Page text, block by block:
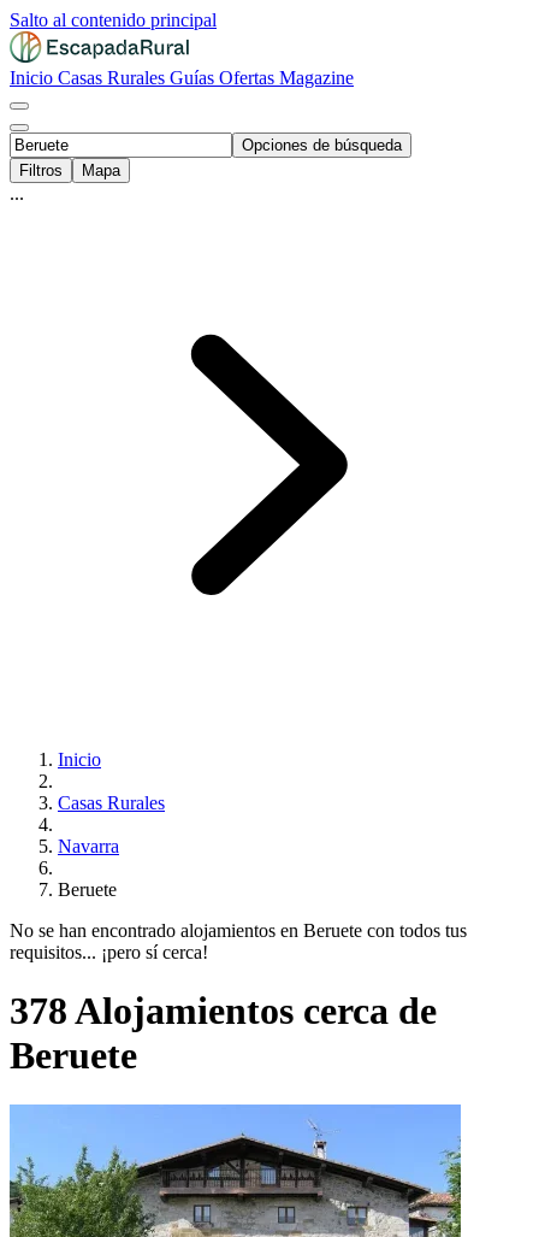
Salto al contenido principal
Inicio Casas Rurales Guías Ofertas Magazine
Opciones de búsqueda
Filtros
Mapa
...
Inicio
Casas Rurales
Navarra
Beruete
No se han encontrado alojamientos en Beruete con todos tus
requisitos... ¡pero sí cerca!
378 Alojamientos cerca de
Beruete